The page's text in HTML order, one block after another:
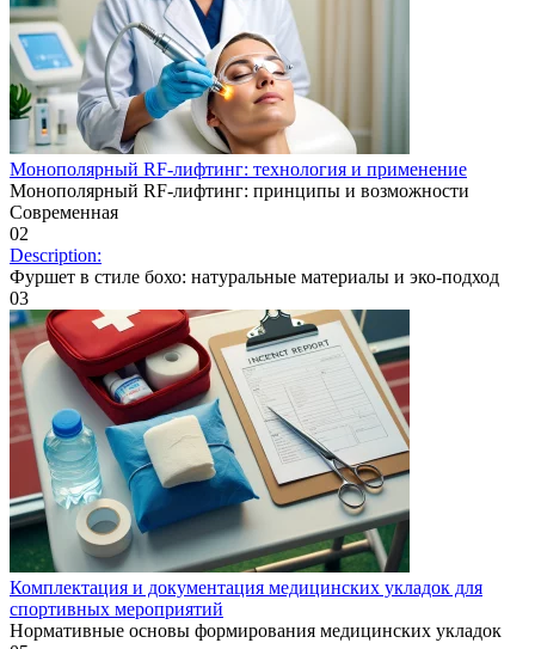
Монополярный RF-лифтинг: технология и применение
Монополярный RF-лифтинг: принципы и возможности
Современная
02
Description:
Фуршет в стиле бохо: натуральные материалы и эко-подход
03
Комплектация и документация медицинских укладок для
спортивных мероприятий
Нормативные основы формирования медицинских укладок